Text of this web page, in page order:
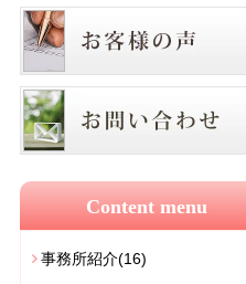
Content menu
事務所紹介(16)